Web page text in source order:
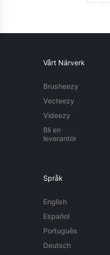
Vårt Närverk
Brusheezy
Vecteezy
Videezy
Bli en
leverantör
Språk
English
Español
Português
Deutsch